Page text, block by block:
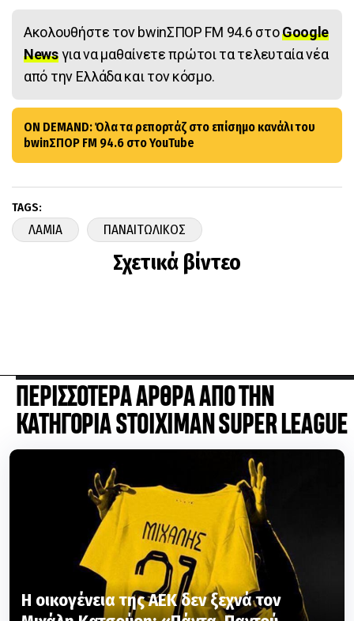
Ακολουθήστε τον bwinΣΠΟΡ FM 94.6 στοGoogle
Newsγια να μαθαίνετε πρώτοι τα τελευταία νέα
από την Ελλάδα και τον κόσμο.
ON DEMAND: Όλα τα ρεπορτάζ στο επίσημο κανάλι του
bwinΣΠΟΡ FM 94.6 στο YouTube
TAGS:
ΛΑΜΙΑ ΠΑΝΑΙΤΩΛΙΚΟΣ
Σχετικά βίντεο
ΚΑΤΗΓΟΡΙΑ STOIXIMAN SUPER LEAGUE
Η οικογένεια της ΑΕΚ δεν ξεχνά τον
Μιχάλη Κατσούρη: «Πάντα, Παντού,
Παρών»